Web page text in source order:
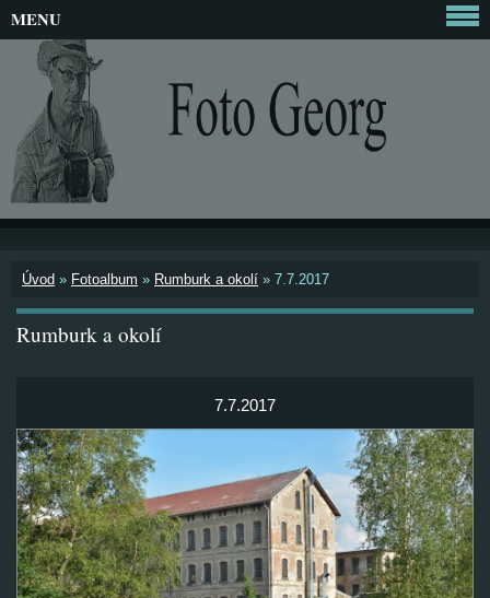
Úvod » Fotoalbum » Rumburk a okolí » 7.7.2017
Rumburk a okolí
7.7.2017
MENU